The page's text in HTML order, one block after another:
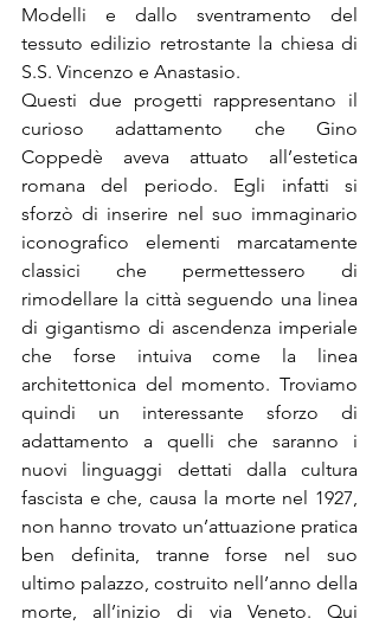
Modelli e dallo sventramento del
tessuto edilizio retrostante la chiesa di
S.S. Vincenzo e Anastasio.
Questi due progetti rappresentano il
curioso adattamento che Gino
Coppedè aveva attuato all’estetica
romana del periodo. Egli infatti si
sforzò di inserire nel suo immaginario
iconografico elementi marcatamente
classici che permettessero di
rimodellare la città seguendo una linea
di gigantismo di ascendenza imperiale
che forse intuiva come la linea
architettonica del momento. Troviamo
quindi un interessante sforzo di
adattamento a quelli che saranno i
nuovi linguaggi dettati dalla cultura
fascista e che, causa la morte nel 1927,
non hanno trovato un’attuazione pratica
ben definita, tranne forse nel suo
ultimo palazzo, costruito nell’anno della
morte, all’inizio di via Veneto. Qui